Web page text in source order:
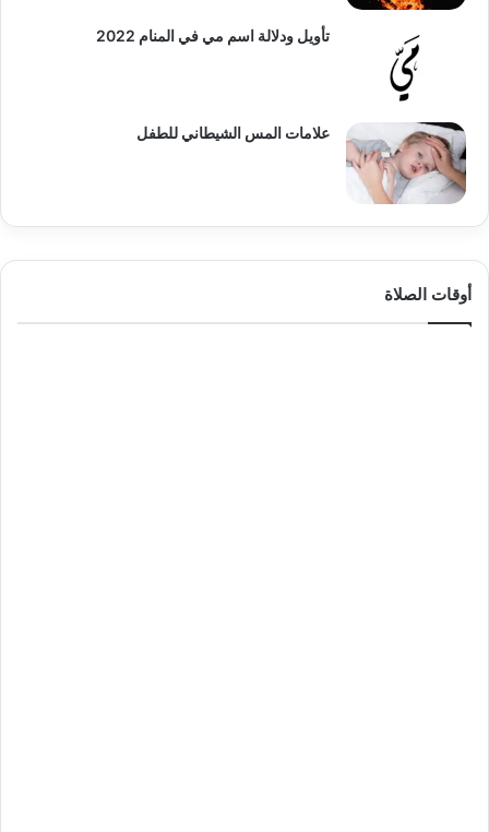
تأويل ودلالة اسم مي في المنام 2022
علامات المس الشيطاني للطفل
أوقات الصلاة